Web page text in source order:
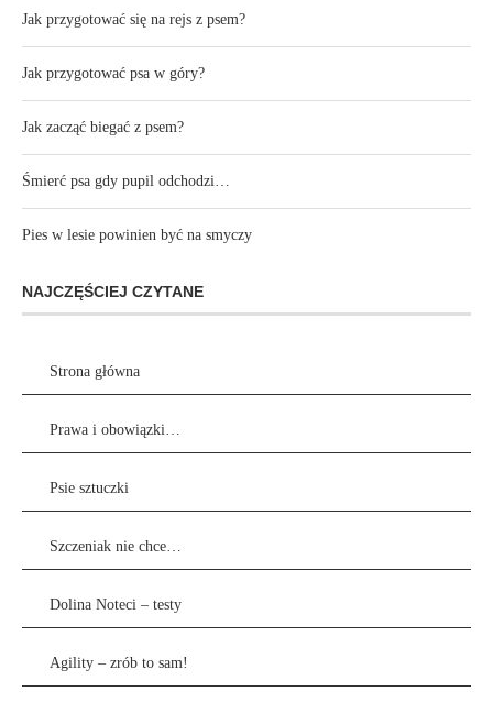
Jak przygotować się na rejs z psem?
Jak przygotować psa w góry?
Jak zacząć biegać z psem?
Śmierć psa gdy pupil odchodzi…
Pies w lesie powinien być na smyczy
NAJCZĘŚCIEJ CZYTANE
Strona główna
Prawa i obowiązki…
Psie sztuczki
Szczeniak nie chce…
Dolina Noteci – testy
Agility – zrób to sam!